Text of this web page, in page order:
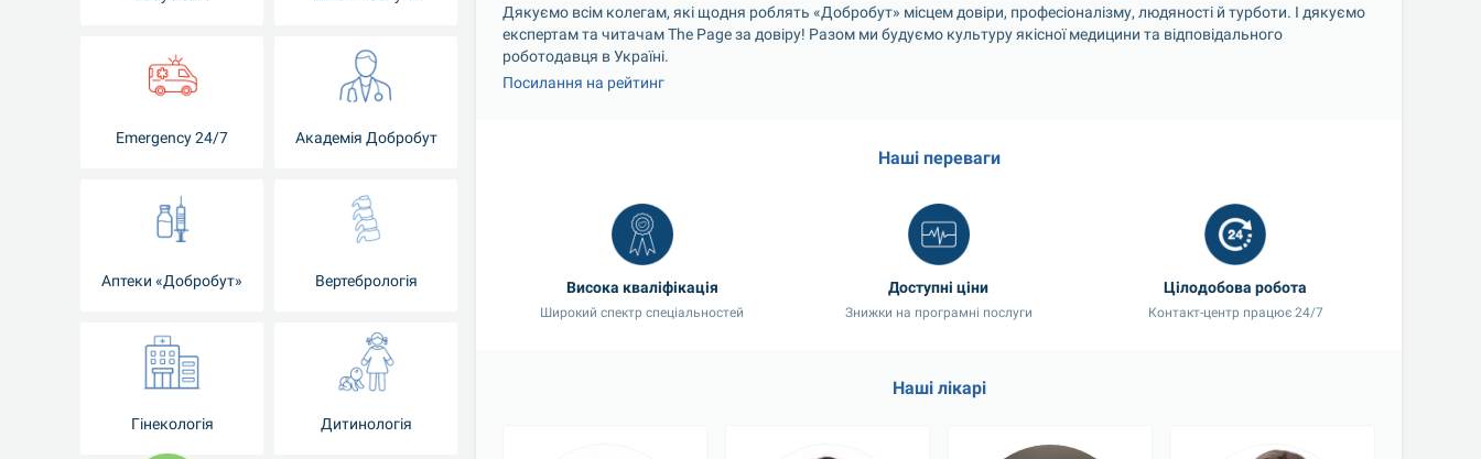
Emergency 24/7 Академія Добробут
Аптеки «Добробут» Вертебрологія
Гінекологія Дитинологія
Дякуємо всім колегам, які щодня роблять «Добробут» місцем довіри, професіоналізму, людяності й турботи. І дякуємо
експертам та читачам The Page за довіру! Разом ми будуємо культуру якісної медицини та відповідального
роботодавця в Україні.
Посилання на рейтинг
Наші переваги
Висока кваліфікація
Широкий спектр спеціальностей
Доступні ціни
Знижки на програмні послуги
Цілодобова робота
Контакт-центр працює 24/7
Наші лікарі